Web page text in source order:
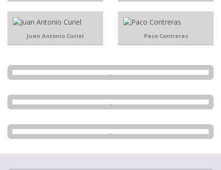
Juan Antonio Curiel Paco Contreras